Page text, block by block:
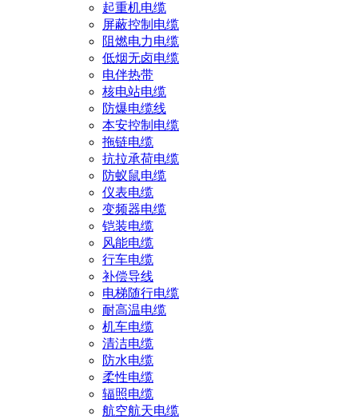
起重机电缆
屏蔽控制电缆
阻燃电力电缆
低烟无卤电缆
电伴热带
核电站电缆
防爆电缆线
本安控制电缆
拖链电缆
抗拉承荷电缆
防蚁鼠电缆
仪表电缆
变频器电缆
铠装电缆
风能电缆
行车电缆
补偿导线
电梯随行电缆
耐高温电缆
机车电缆
清洁电缆
防水电缆
柔性电缆
辐照电缆
航空航天电缆